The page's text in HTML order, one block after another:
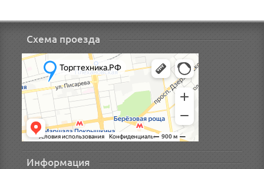
Схема проезда
Информация